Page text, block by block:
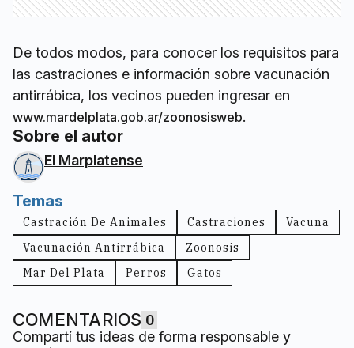
De todos modos, para conocer los requisitos para
las castraciones e información sobre vacunación
antirrábica, los vecinos pueden ingresar en
www.mardelplata.gob.ar/zoonosisweb.
Sobre el autor
El Marplatense
Temas
Castración De Animales Castraciones
Vacuna
Vacunación Antirrábica
Zoonosis
Mar Del Plata
Perros Gatos
COMENTARIOS 0
Compartí tus ideas de forma responsable y